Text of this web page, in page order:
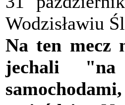
Wodzisławiu
Na ten mecz
jechali "na